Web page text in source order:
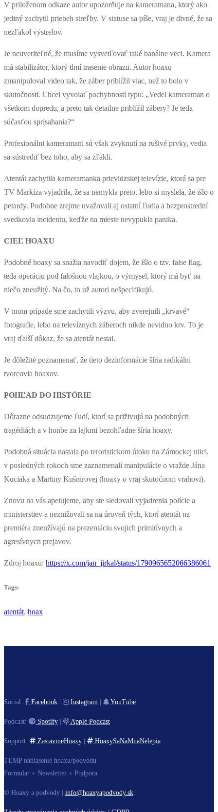
V priloženom odkaze autor upozorňuje na kameramana, ktorý ako
jediný zachytil priebeh streľby. V statuse sa píše, vraj je divné, že sa
nezľakol výstrelov.
Je neuveriteľné, že musíme vysvetľovať také banálne veci. Kamera
má stabilizátor, ktorý tlmí trasenie obrazu. Autor hoaxu
zmanipuloval video tak, že záber priblížil viac, než to bolo v
skutočnosti. Chcel vyvolať pochybnosti typu: „Vedel kameraman o
všetkom dopredu, a preto tak detailne priblížil zábery? Je teda
súčasťou sprisahania?“
Profesionálni kameramani sú však zvyknutí na rušivé prvky, vedia
sa sústrediť bez toho, aby sa zľakli.
Atentát zachytila kameramanka prievidzskej televízie, ktorá sa pre
TV Markíza vyjadrila, že sa nemykla preto, lebo si myslela, že išlo o
petardy. Podobne zrejme uvažovali aj ostatní ľudia a bezprostrední
svedkovia incidentu, keďže na mieste nevypukla panika.
CIEĽ HOAXU
Podobné hoaxy sa snažia navodiť dojem, že išlo o tzv. false flag,
teda operáciu pod falošnou vlajkou, o výmysel, ktorý má byť na
niečo zneužitý. Na čo, to už autori nešpecifikujú.
V inom prípade sme zachytili výzvu, aby zverejnili „krvavé“
fotografie, lebo na televíznych záberoch nikde nevidno krv. To je
vraj ďalší dôkaz, že sa atentát nestal.
Je dôležité poznamenať, že tieto dezinformácie šíria radikálni
tvorcovia hoaxov.
POHĽAD DO HISTÓRIE
Dôrazne odsudzujeme ľudí, ktorí sa priživujú na podobných
tragédiách a v honbe za lajkmi bezohľadne šíria hoaxy.
Podobná situácia nastala po teroristickom útoku na Zámockej ulici,
v posledných rokoch sme zaznamenali manipulácie o vražde Jána
Kuciaka a Martiny Kušnírovej (hoaxy o vraj skutočnom vrahovi).
Znovu na vás apelujeme, aby ste sledovali vyjadrenia polície a
ministerstiev a neznižovali sa na úroveň tých, ktorí atentát na
premiéra zneužívajú na prezentáciu svojich primitívnych a
agresívnych prejavov.
Zdroj hoaxu: https://x.com/jan_jirkal/status/1790965652066386061
Tags:
atentát, hoax
Social: Facebook Instagram YouTube
Podcast: Spotify Apple Podcast
Support: ZastavmeHoaxy HoaxySaNaMnaNelepia
TEMP nahlasenie hoaxu/podvodu
Formular + Newsletter + Podpora
© Hoaxy a podvody | info@hoaxyapodvody.sk